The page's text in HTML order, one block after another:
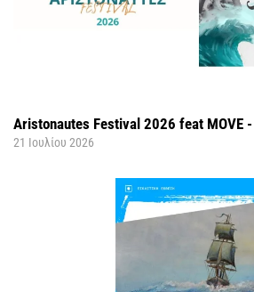
Aristonautes Festival 2026 feat MOVE -
21 Ιουλίου 2026